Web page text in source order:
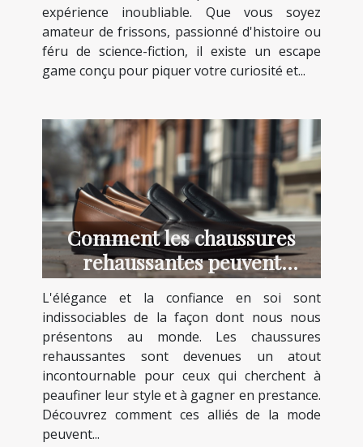
expérience inoubliable. Que vous soyez
amateur de frissons, passionné d'histoire ou
féru de science-fiction, il existe un escape
game conçu pour piquer votre curiosité et...
Comment les chaussures
rehaussantes peuvent
transformer votre style et
confiance
L'élégance et la confiance en soi sont
indissociables de la façon dont nous nous
présentons au monde. Les chaussures
rehaussantes sont devenues un atout
incontournable pour ceux qui cherchent à
peaufiner leur style et à gagner en prestance.
Découvrez comment ces alliés de la mode
peuvent...